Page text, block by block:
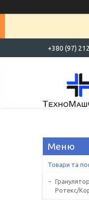
+380 (97)
Товари та
Ротекс/